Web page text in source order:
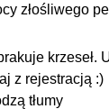
złośliwego
tłumy